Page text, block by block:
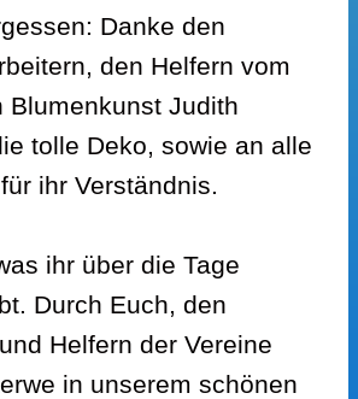
Danke den
den Helfern vom
Blumenkunst Judith
tolle Deko, sowie an alle
ihr Verständnis.
ihr über die Tage
Durch Euch, den
Helfern der Vereine
in unserem schönen